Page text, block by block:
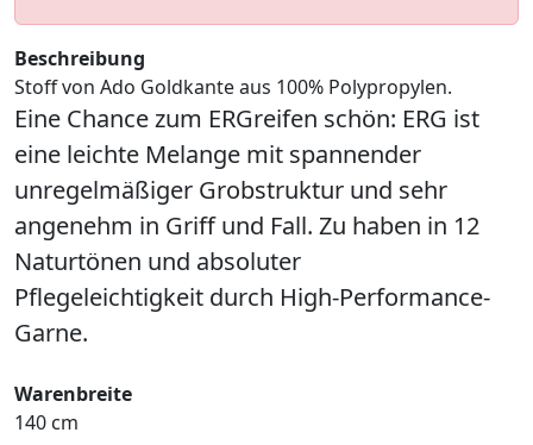
Beschreibung
Stoff von Ado Goldkante aus 100% Polypropylen.
Eine Chance zum ERGreifen schön: ERG ist
eine leichte Melange mit spannender
unregelmäßiger Grobstruktur und sehr
angenehm in Griff und Fall. Zu haben in 12
Naturtönen und absoluter
Pflegeleichtigkeit durch High-Performance-
Garne.
Warenbreite
140 cm